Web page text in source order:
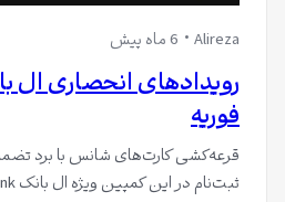
Alireza 6 ماه پیش
رویدادهای انحصاری ال
فوریه
ثبت‌نام در این کمپین ویژه ال بانک Lbank،…